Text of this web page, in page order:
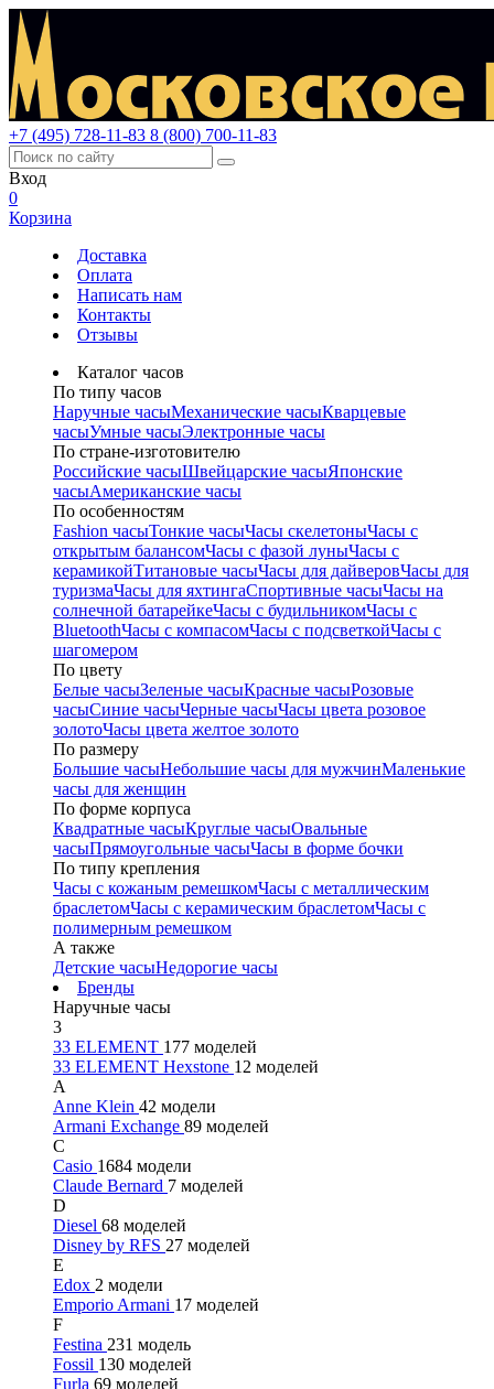
+7 (495) 728-11-83 8 (800) 700-11-83
Вход
0
Корзина
Доставка
Оплата
Написать нам
Контакты
Отзывы
Каталог часов
По типу часов
Наручные часыМеханические часыКварцевые
часыУмные часыЭлектронные часы
По стране-изготовителю
Российские часыШвейцарские часыЯпонские
часыАмериканские часы
По особенностям
Fashion часыТонкие часыЧасы скелетоныЧасы с
открытым балансомЧасы с фазой луныЧасы с
керамикойТитановые часыЧасы для дайверовЧасы для
туризмаЧасы для яхтингаСпортивные часыЧасы на
солнечной батарейкеЧасы с будильникомЧасы с
BluetoothЧасы с компасомЧасы с подсветкойЧасы с
шагомером
По цвету
Белые часыЗеленые часыКрасные часыРозовые
часыСиние часыЧерные часыЧасы цвета розовое
золотоЧасы цвета желтое золото
По размеру
Большие часыНебольшие часы для мужчинМаленькие
часы для женщин
По форме корпуса
Квадратные часыКруглые часыОвальные
часыПрямоугольные часыЧасы в форме бочки
По типу крепления
Часы с кожаным ремешкомЧасы с металлическим
браслетомЧасы с керамическим браслетомЧасы с
полимерным ремешком
А также
Детские часыНедорогие часы
Бренды
Наручные часы
3
33 ELEMENT 177 моделей
33 ELEMENT Hexstone 12 моделей
A
Anne Klein 42 модели
Armani Exchange 89 моделей
C
Casio 1684 модели
Claude Bernard 7 моделей
D
Diesel 68 моделей
Disney by RFS 27 моделей
E
Edox 2 модели
Emporio Armani 17 моделей
F
Festina 231 модель
Fossil 130 моделей
Furla 69 моделей